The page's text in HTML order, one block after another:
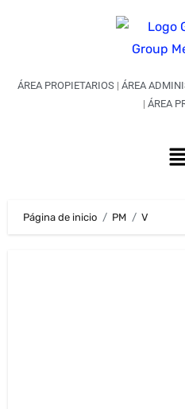
ÁREA PROPIETARIOS| ÁREA
| ÁREA
Página de inicio PM V